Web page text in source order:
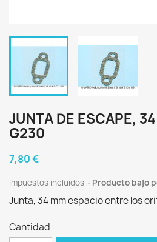
JUNTA DE ESCAPE,
G230
7,80 €
Impuestos incluidos Producto bajo
Junta, 34 mm espacio entre los
Cantidad